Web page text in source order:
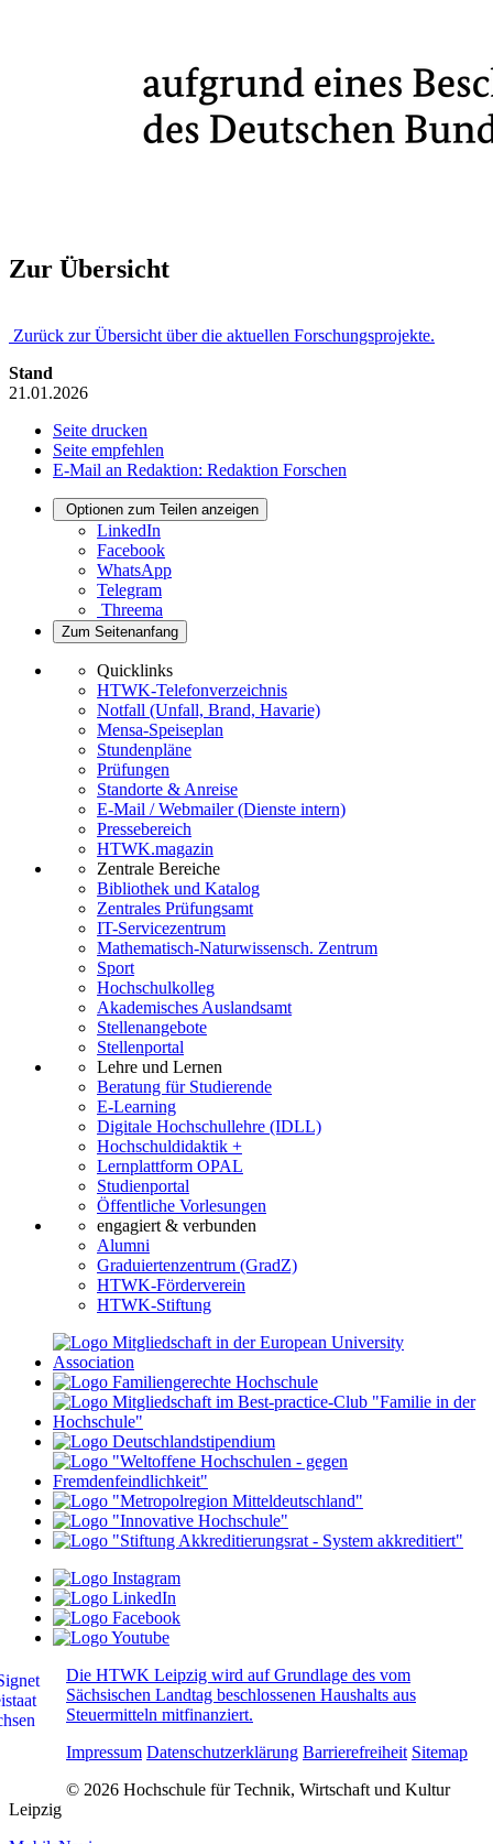
Zur Übersicht
Zurück zur Übersicht über die aktuellen Forschungsprojekte.
Stand
21.01.2026
Seite drucken
Seite empfehlen
E-Mail an Redaktion: Redaktion Forschen
Optionen zum Teilen anzeigen
LinkedIn
Facebook
WhatsApp
Telegram
Threema
Zum Seitenanfang
Quicklinks
HTWK-Telefonverzeichnis
Notfall (Unfall, Brand, Havarie)
Mensa-Speiseplan
Stundenpläne
Prüfungen
Standorte & Anreise
E-Mail / Webmailer (Dienste intern)
Pressebereich
HTWK.magazin
Zentrale Bereiche
Bibliothek und Katalog
Zentrales Prüfungsamt
IT-Servicezentrum
Mathematisch-Naturwissensch. Zentrum
Sport
Hochschulkolleg
Akademisches Auslandsamt
Stellenangebote
Stellenportal
Lehre und Lernen
Beratung für Studierende
E-Learning
Digitale Hochschullehre (IDLL)
Hochschuldidaktik +
Lernplattform OPAL
Studienportal
Öffentliche Vorlesungen
engagiert & verbunden
Alumni
Graduiertenzentrum (GradZ)
HTWK-Förderverein
HTWK-Stiftung
Die HTWK Leipzig wird auf Grundlage des vom
Sächsischen Landtag beschlossenen Haushalts aus
Steuermitteln mitfinanziert.
Impressum Datenschutzerklärung Barrierefreiheit Sitemap
© 2026 Hochschule für Technik, Wirtschaft und Kultur
Leipzig